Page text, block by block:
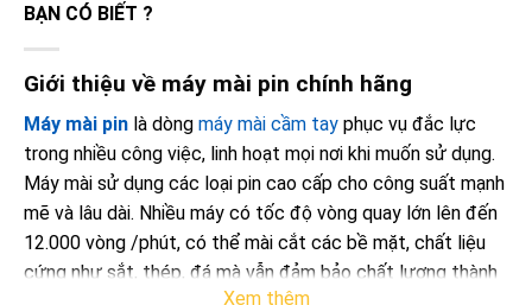
BẠN CÓ BIẾT ?
Giới thiệu về máy mài pin chính hãng
Máy mài pin là dòng máy mài cầm tay phục vụ đắc lực
trong nhiều công việc, linh hoạt mọi nơi khi muốn sử dụng.
Máy mài sử dụng các loại pin cao cấp cho công suất mạnh
mẽ và lâu dài. Nhiều máy có tốc độ vòng quay lớn lên đến
12.000 vòng /phút, có thể mài cắt các bề mặt, chất liệu
cứng như sắt, thép, đá mà vẫn đảm bảo chất lượng thành
Xem thêm